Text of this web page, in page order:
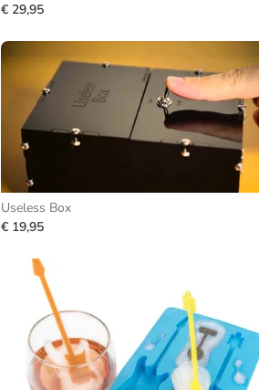
€ 29,95
Useless Box
€ 19,95